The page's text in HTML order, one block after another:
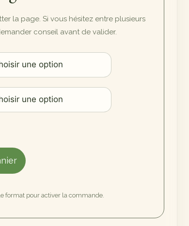
la page. Si vous hésitez entre plusieurs
conseil avant de valider.
format pour activer la commande.